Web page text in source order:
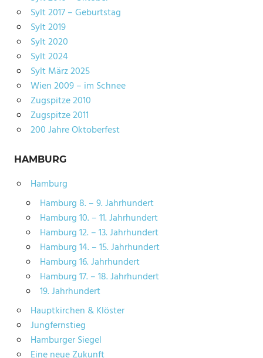
Sylt 2017 – Geburtstag
Sylt 2019
Sylt 2020
Sylt 2024
Sylt März 2025
Wien 2009 – im Schnee
Zugspitze 2010
Zugspitze 2011
200 Jahre Oktoberfest
HAMBURG
Hamburg
Hamburg 8. – 9. Jahrhundert
Hamburg 10. – 11. Jahrhundert
Hamburg 12. – 13. Jahrhundert
Hamburg 14. – 15. Jahrhundert
Hamburg 16. Jahrhundert
Hamburg 17. – 18. Jahrhundert
19. Jahrhundert
Hauptkirchen & Klöster
Jungfernstieg
Hamburger Siegel
Eine neue Zukunft